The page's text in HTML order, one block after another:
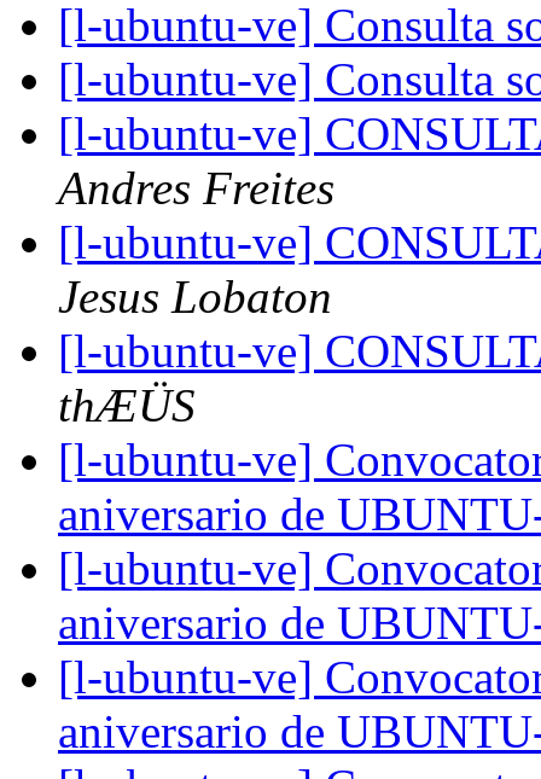
[l-ubuntu-ve] Consulta
[l-ubuntu-ve] Consulta
[l-ubuntu-ve]
Andres Freites
[l-ubuntu-ve]
Jesus Lobaton
[l-ubuntu-ve]
thÆÜS
[l-ubuntu-ve]
aniversario de
[l-ubuntu-ve]
aniversario de
[l-ubuntu-ve]
aniversario de